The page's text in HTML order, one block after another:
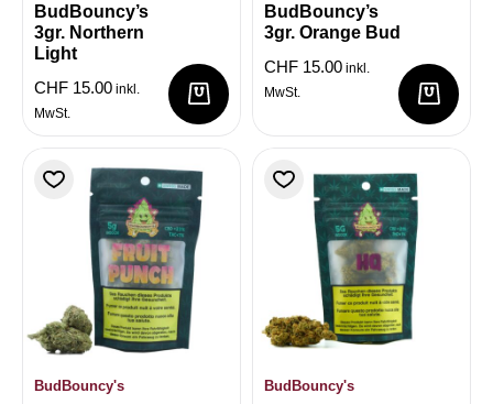
BudBouncy’s
3gr. Northern
Light
CHF 15.00 inkl.
MwSt.
BudBouncy’s
3gr. Orange Bud
CHF 15.00 inkl.
MwSt.
BudBouncy's BudBouncy's